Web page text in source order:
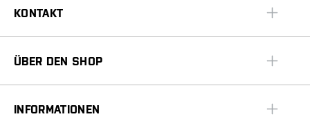
KONTAKT
ÜBER DEN SHOP
INFORMATIONEN